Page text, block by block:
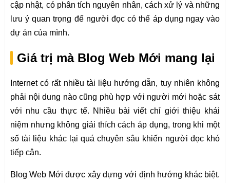
cập nhật, có phân tích nguyên nhân, cách xử lý và những
lưu ý quan trọng để người đọc có thể áp dụng ngay vào
dự án của mình.
Giá trị mà Blog Web Mới mang lại
Internet có rất nhiều tài liệu hướng dẫn, tuy nhiên không
phải nội dung nào cũng phù hợp với người mới hoặc sát
với nhu cầu thực tế. Nhiều bài viết chỉ giới thiệu khái
niệm nhưng không giải thích cách áp dụng, trong khi một
số tài liệu khác lại quá chuyên sâu khiến người đọc khó
tiếp cận.
Blog Web Mới được xây dựng với định hướng khác biệt.